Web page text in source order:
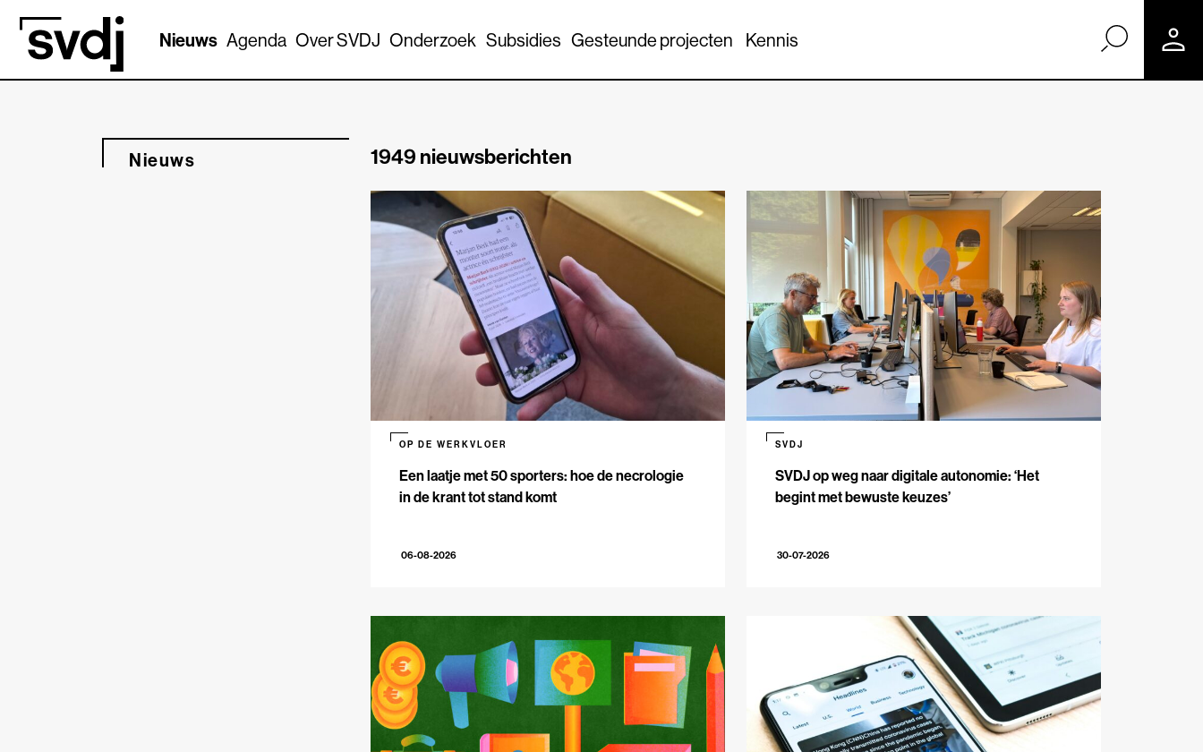
Naar hoofdinhoud
Nieuws Agenda Over SVDJ Onderzoek Subsidies Gesteunde projecten Kennis
Nieuws 1949 nieuwsberichten
Een laatje met 50 sporters: hoe de necrologie
in de krant tot stand komt
OP DE WERKVLOER
06-08-2026
SVDJ op weg naar digitale autonomie: ‘Het
begint met bewuste keuzes’
SVDJ
30-07-2026